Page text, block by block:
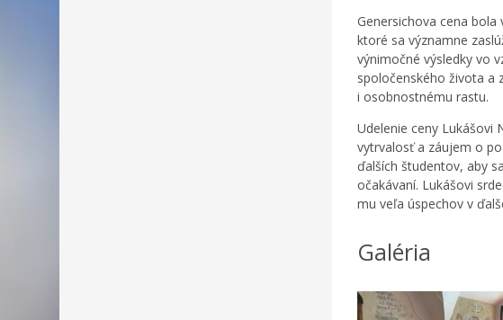
Genersichova cena
ktoré sa významne
výnimočné výsledky vo
spoločenského života a
i osobnostnému rastu.
Udelenie ceny Lukášovi
vytrvalosť a záujem o
ďalších študentov, aby
očakávaní. Lukášovi
mu veľa úspechov v
Galéria